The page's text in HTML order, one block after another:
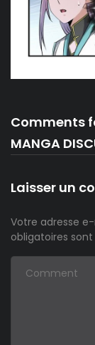
Comments
MANGA
Laisser un
Votre adresse
obligatoires